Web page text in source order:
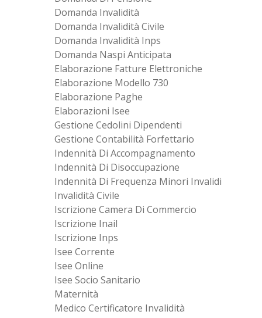
Domanda Invalidità
Domanda Invalidità Civile
Domanda Invalidità Inps
Domanda Naspi Anticipata
Elaborazione Fatture Elettroniche
Elaborazione Modello 730
Elaborazione Paghe
Elaborazioni Isee
Gestione Cedolini Dipendenti
Gestione Contabilità Forfettario
Indennità Di Accompagnamento
Indennità Di Disoccupazione
Indennità Di Frequenza Minori Invalidi
Invalidità Civile
Iscrizione Camera Di Commercio
Iscrizione Inail
Iscrizione Inps
Isee Corrente
Isee Online
Isee Socio Sanitario
Maternità
Medico Certificatore Invalidità